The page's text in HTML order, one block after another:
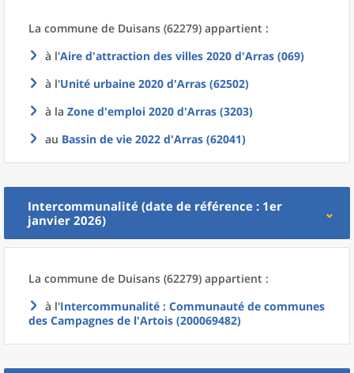
La commune de Duisans (62279) appartient :
à l'Aire d'attraction des villes 2020 d'Arras (069)
à l'Unité urbaine 2020 d'Arras (62502)
à la Zone d'emploi 2020 d'Arras (3203)
au Bassin de vie 2022 d'Arras (62041)
Intercommunalité (date de référence : 1er
janvier 2026)
La commune de Duisans (62279) appartient :
à l'Intercommunalité : Communauté de communes
des Campagnes de l'Artois (200069482)